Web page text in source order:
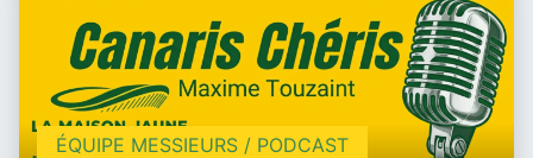
ÉQUIPE MESSIEURS / PODCAST